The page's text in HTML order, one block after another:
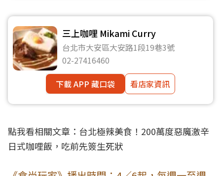
三上咖哩 Mikami Curry
台北市大安區大安路1段19巷3號
02-27416460
下載 APP 藏口袋
看店家資訊
點我看相關文章： 台北極辣美食！200萬度惡魔激辛
日式咖哩飯，吃前先簽生死狀